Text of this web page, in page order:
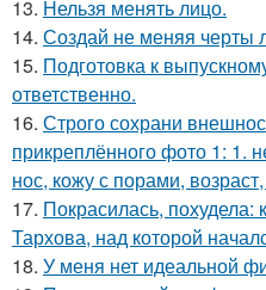
13. Нельзя менять лицо.
14. Создай не меняя черты
15. Подготовка к
ответственно.
16. Строго сохрани
прикреплённого фото 1: 1.
нос, кожу с порами,
17. Покрасилась, похудела:
Тархова, над которой
18. У меня нет идеальной